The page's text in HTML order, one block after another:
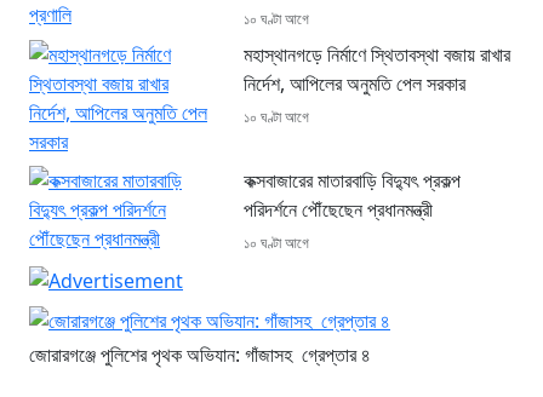
১০ ঘণ্টা আগে
মহাস্থানগড়ে নির্মাণে স্থিতাবস্থা বজায় রাখার
নির্দেশ, আপিলের অনুমতি পেল সরকার
১০ ঘণ্টা আগে
কক্সবাজারের মাতারবাড়ি বিদ্যুৎ প্রকল্প
পরিদর্শনে পৌঁছেছেন প্রধানমন্ত্রী
১০ ঘণ্টা আগে
জোরারগঞ্জে পুলিশের পৃথক অভিযান: গাঁজাসহ গ্রেপ্তার ৪